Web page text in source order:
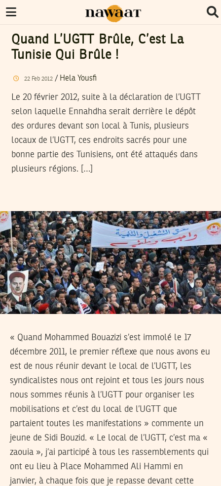
Quand L’UGTT Brûle, C’est La
Tunisie Qui Brûle !
22 Feb 2012/ Hela Yousfi
Le 20 février 2012, suite à la déclaration de l’UGTT
selon laquelle Ennahdha serait derrière le dépôt
des ordures devant son local à Tunis, plusieurs
locaux de l’UGTT, ces endroits sacrés pour une
bonne partie des Tunisiens, ont été attaqués dans
plusieurs régions. […]
« Quand Mohammed Bouazizi s’est immolé le 17
décembre 2011, le premier réflexe que nous avons eu
est de nous réunir devant le local de l’UGTT, les
syndicalistes nous ont rejoint et tous les jours nous
nous sommes réunis à l’UGTT pour organiser les
mobilisations et c’est du local de l’UGTT que
partaient toutes les manifestations » commente un
jeune de Sidi Bouzid. « Le local de l’UGTT, c’est ma «
zaouia », j’ai participé à tous les rassemblements qui
ont eu lieu à Place Mohammed Ali Hammi en
janvier, à chaque fois que je repasse devant cette